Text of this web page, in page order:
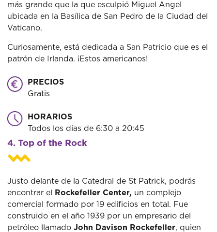
más grande que la que esculpió Miguel Angel
ubicada en la Basílica de San Pedro de la Ciudad del
Vaticano.
Curiosamente, está dedicada a San Patricio que es el
patrón de Irlanda. ¡Estos americanos!
PRECIOS
Gratis
HORARIOS
Todos los días de 6:30 a 20:45
4. Top of the Rock
Justo delante de la Catedral de St Patrick, podrás
encontrar el
Rockefeller Center, un complejo
comercial formado por 19 edificios en total. Fue
construido en el año 1939 por un empresario del
petróleo llamado John Davison Rockefeller, quien